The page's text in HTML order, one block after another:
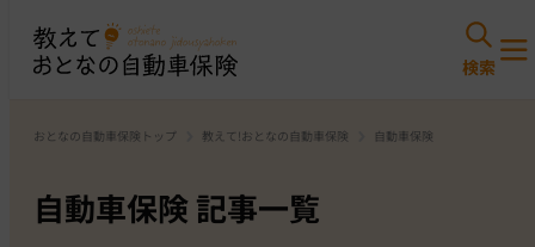
おとなの自動車保険トップ 教えて!おとなの自動車保険 自動車保険
自動車保険 記事一覧